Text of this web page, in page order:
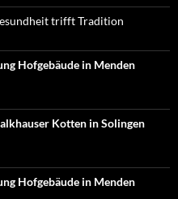
trifft Tradition
Hofgebäude in Menden
Kotten in Solingen
Hofgebäude in Menden